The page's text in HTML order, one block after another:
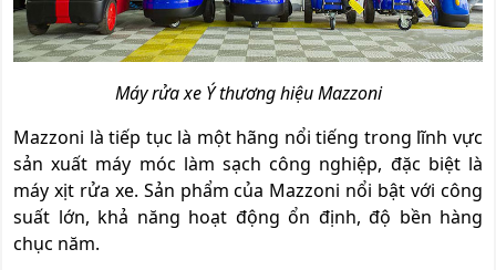
Máy rửa xe Ý thương hiệu Mazzoni
Mazzoni là tiếp tục là một hãng nổi tiếng trong lĩnh vực
sản xuất máy móc làm sạch công nghiệp, đặc biệt là
máy xịt rửa xe. Sản phẩm của Mazzoni nổi bật với công
suất lớn, khả năng hoạt động ổn định, độ bền hàng
chục năm.